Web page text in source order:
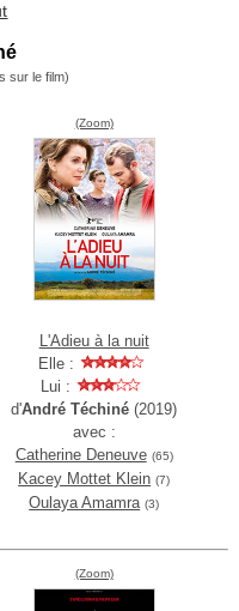
sur le film)
(Zoom)
L'Adieu à la nuit
Elle :
Lui :
d'André Téchiné (2019)
avec :
Catherine Deneuve (65)
Kacey Mottet Klein (7)
Oulaya Amamra (3)
(Zoom)